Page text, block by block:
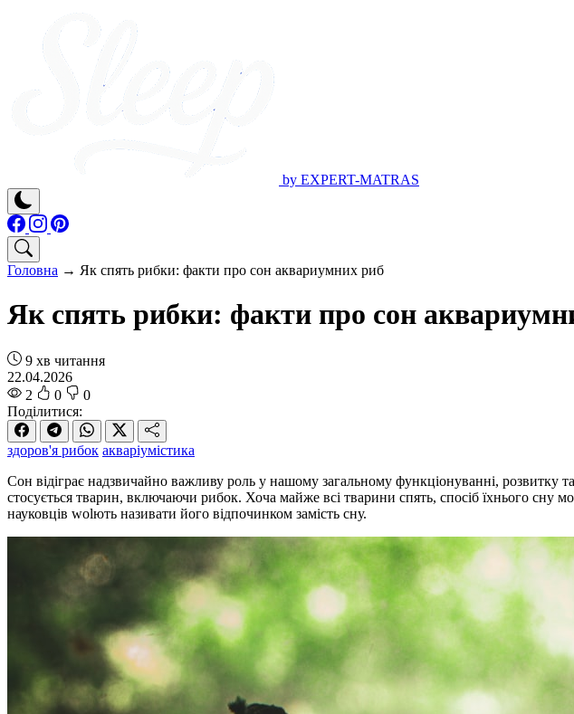
by EXPERT-MATRAS
Головна → Як спять рибки: факти про сон аквариумних риб
Як спять рибки: факти про сон
9 хв читання
22.04.2026
2
0
0
Поділитися:
здоров'я рибок акваріумістика
Сон відіграє надзвичайно важливу роль у нашому загальному функціонуванні, розвитку та
стосується тварин, включаючи рибок. Хоча майже всі тварини спять, спосіб їхнього
науковців wolють називати його відпочинком замість сну.